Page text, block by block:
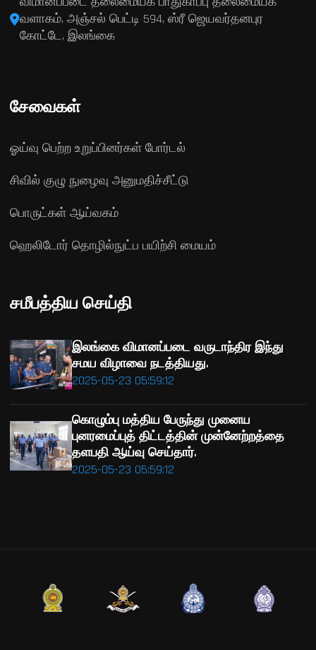
வளாகம், அஞ்சல் பெட்டி 594, ஸ்ரீ ஜெயவர்தனபுர
கோட்டே, இலங்கை
சேவைகள்
ஓய்வு பெற்ற உறுப்பினர்கள் போர்டல்
சிவில் குழு நுழைவு அனுமதிச்சீட்டு
பொருட்கள் ஆய்வகம்
ஹெலிடோர் தொழில்நுட்ப பயிற்சி மையம்
சமீபத்திய செய்தி
2025-05-23 05:59:12
இலங்கை விமானப்படை வருடாந்திர இந்து
சமய விழாவை நடத்தியது.
2025-05-23 05:59:12
கொழும்பு மத்திய பேருந்து முனைய
புனரமைப்புத் திட்டத்தின் முன்னேற்றத்தை
தளபதி ஆய்வு செய்தார்.